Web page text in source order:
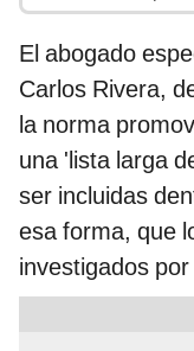
El abogado
Carlos Rivera,
la norma
una 'lista larga
ser incluidas
esa forma, que
investigados